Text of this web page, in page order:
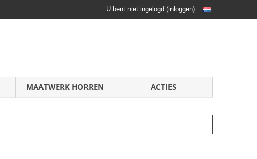
U bent niet ingelogd (inloggen)
MAATWERK HORREN ACTIES